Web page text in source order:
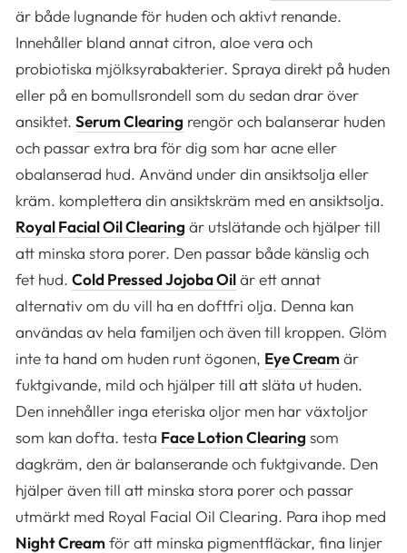
är både lugnande för huden och aktivt renande.
Innehåller bland annat citron, aloe vera och
probiotiska mjölksyrabakterier. Spraya direkt på huden
eller på en bomullsrondell som du sedan drar över
ansiktet.Serum Clearing rengör och balanserar huden
och passar extra bra för dig som har acne eller
obalanserad hud. Använd under din ansiktsolja eller
kräm. komplettera din ansiktskräm med en ansiktsolja.
Royal Facial Oil Clearing är utslätande och hjälper till
att minska stora porer. Den passar både känslig och
fet hud.Cold Pressed Jojoba Oilär ett annat
alternativ om du vill ha en doftfri olja. Denna kan
användas av hela familjen och även till kroppen. Glöm
inte ta hand om huden runt ögonen, Eye Creamär
fuktgivande, mild och hjälper till att släta ut huden.
Den innehåller inga eteriska oljor men har växtoljor
som kan dofta. testa Face Lotion Clearing som
dagkräm, den är balanserande och fuktgivande. Den
hjälper även till att minska stora porer och passar
utmärkt med Royal Facial Oil Clearing. Para ihop med
Night Creamför att minska pigmentfläckar, fina linjer